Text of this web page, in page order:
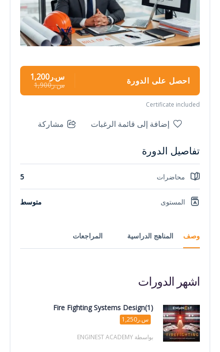
وصف المناهج الدراسية المراجعات
احصل على الدورة س.ر1,200
س.ر1,900
Certificate included
إضافة إلى قائمة الرغبات مشاركة
تفاصيل الدورة
محاضرات 5
المستوى متوسط
اشهر الدورات
Fire Fighting Systems Design(1)
س.ر1,250
بواسطة ENGINEST ACADEMY